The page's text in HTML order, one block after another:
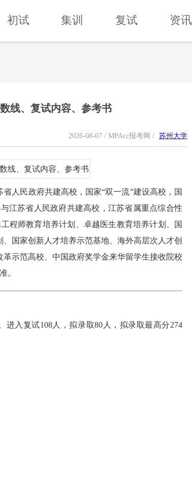
初试 集训 复试 资讯
线、复试内容、参考书
2026-08-07 / MPAcc报考网 / 苏州大学
人民政府共建高校，国家“双一流”建设高校，国
江苏省人民政府共建高校，江苏省属重点综合性
程师教育培养计划、卓越医生教育培养计划、国
国家创新人才培养示范基地、海外高层次人才创
示范高校、中国政府奖学金来华留学生接收院校
。
进入复试108人，拟录取80人，拟录取最高分274